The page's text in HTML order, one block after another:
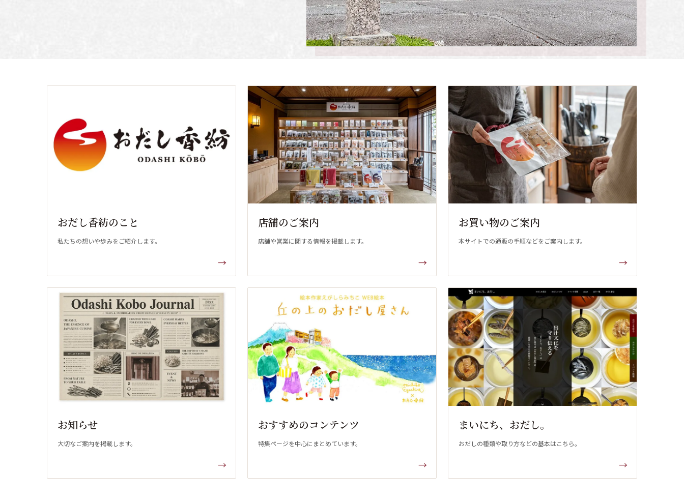
おだし香紡のこと
私たちの想いや歩みをご紹介します。
店舗のご案内
店舗や営業に関する情報を掲載します。
お買い物のご案内
本サイトでの通販の手順などをご案内します。
お知らせ
大切なご案内を掲載します。
おすすめのコンテンツ
特集ページを中心にまとめています。
まいにち、おだし。
おだしの種類や取り方などの基本はこちら。